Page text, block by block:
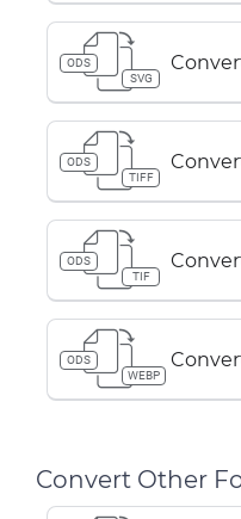
ODS
SVG
ODS
TIFF
ODS
TIF
ODS
WEBP
Convert Other